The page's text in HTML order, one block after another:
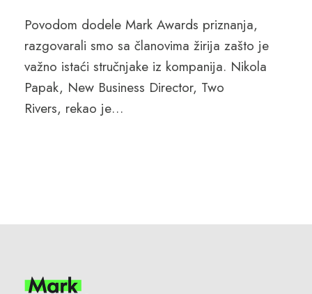
Povodom dodele Mark Awards priznanja,
razgovarali smo sa članovima žirija zašto je
važno istaći stručnjake iz kompanija. Nikola
Papak, New Business Director, Two
Rivers, rekao je…